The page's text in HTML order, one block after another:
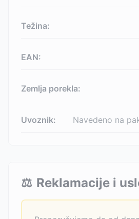
Težina:
EAN:
Zemlja porekla:
Uvoznik: Navedeno na
⚖️ Reklamacije i